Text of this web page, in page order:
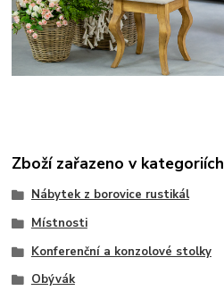
Zboží zařazeno v kategoriích
Nábytek z borovice rustikál
Místnosti
Konferenční a konzolové stolky
Obývák